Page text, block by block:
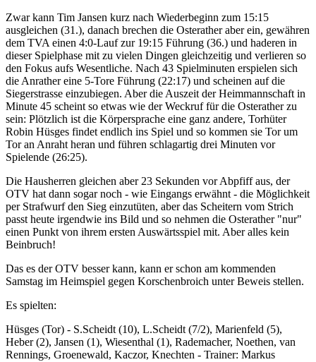
Zwar kann Tim Jansen kurz nach Wiederbeginn zum 15:15
ausgleichen (31.), danach brechen die Osterather aber ein, gewähren
dem TVA einen 4:0-Lauf zur 19:15 Führung (36.) und haderen in
dieser Spielphase mit zu vielen Dingen gleichzeitig und verlieren so
den Fokus aufs Wesentliche. Nach 43 Spielminuten erspielen sich
die Anrather eine 5-Tore Führung (22:17) und scheinen auf die
Siegerstrasse einzubiegen. Aber die Auszeit der Heimmannschaft in
Minute 45 scheint so etwas wie der Weckruf für die Osterather zu
sein: Plötzlich ist die Körpersprache eine ganz andere, Torhüter
Robin Hüsges findet endlich ins Spiel und so kommen sie Tor um
Tor an Anraht heran und führen schlagartig drei Minuten vor
Spielende (26:25).
Die Hausherren gleichen aber 23 Sekunden vor Abpfiff aus, der
OTV hat dann sogar noch - wie Eingangs erwähnt - die Möglichkeit
per Strafwurf den Sieg einzutüten, aber das Scheitern vom Strich
passt heute irgendwie ins Bild und so nehmen die Osterather "nur"
einen Punkt von ihrem ersten Auswärtsspiel mit. Aber alles kein
Beinbruch!
Das es der OTV besser kann, kann er schon am kommenden
Samstag im Heimspiel gegen Korschenbroich unter Beweis stellen.
Es spielten:
Hüsges (Tor) - S.Scheidt (10), L.Scheidt (7/2), Marienfeld (5),
Heber (2), Jansen (1), Wiesenthal (1), Rademacher, Noethen, van
Rennings, Groenewald, Kaczor, Knechten - Trainer: Markus